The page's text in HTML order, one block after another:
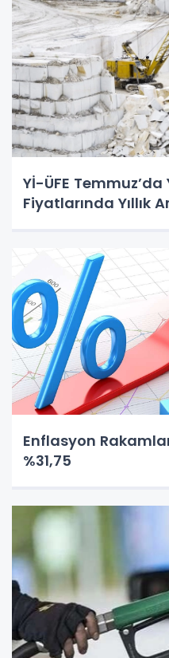
Yİ-ÜFE
Fiyatlarında Yıllık
Enflasyon
%31,75